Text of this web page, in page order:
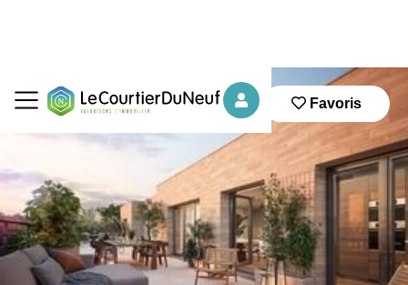
Favoris